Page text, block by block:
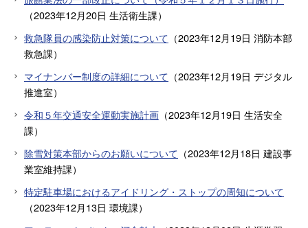
（2023年12月20日 生活衛生課）
救急隊員の感染防止対策について （2023年12月19日 消防本部
救急課）
マイナンバー制度の詳細について （2023年12月19日 デジタル
推進室）
令和５年交通安全運動実施計画 （2023年12月19日 生活安全
課）
除雪対策本部からのお願いについて （2023年12月18日 建設事
業室維持課）
特定駐車場におけるアイドリング・ストップの周知について
（2023年12月13日 環境課）